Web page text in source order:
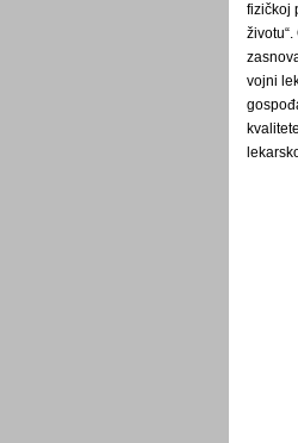
fizičkoj
vojni